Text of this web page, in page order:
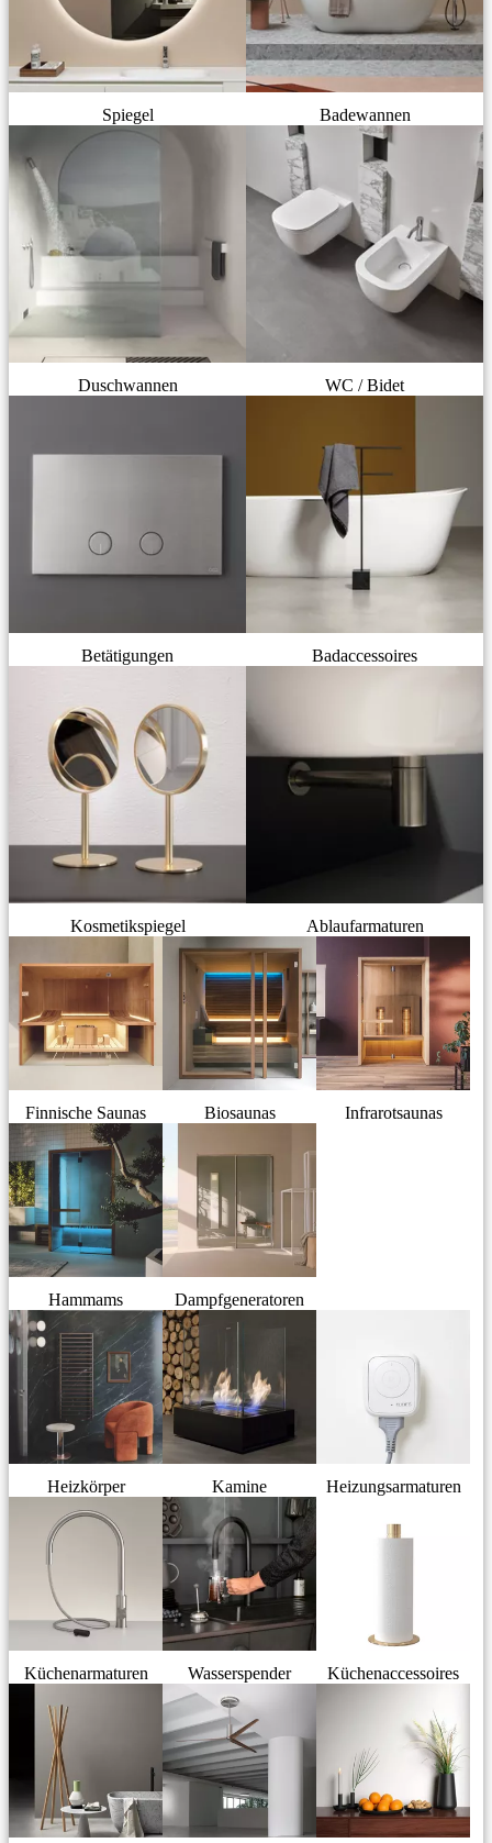
Spiegel Badewannen
Duschwannen WC / Bidet
Betätigungen Badaccessoires
Kosmetikspiegel Ablaufarmaturen
Finnische Saunas Biosaunas Infrarotsaunas
Hammams Dampfgeneratoren
Heizkörper Kamine Heizungsarmaturen
Küchenarmaturen Wasserspender Küchenaccessoires